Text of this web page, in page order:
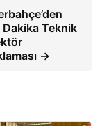
Dakika Teknik
→